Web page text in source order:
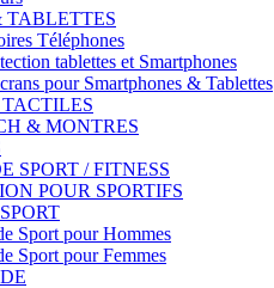
TABLETTES
Téléphones
tablettes et Smartphones
pour Smartphones & Tablettes
& MONTRES
SPORT / FITNESS
POUR SPORTIFS
Sport pour Hommes
Sport pour Femmes